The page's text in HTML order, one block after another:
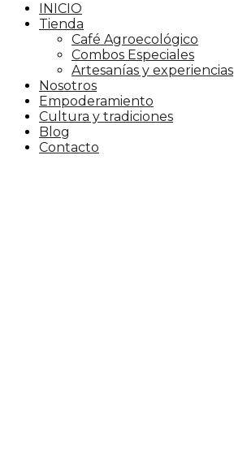
INICIO
Tienda
Café Agroecológico
Combos Especiales
Artesanías y experiencias
Nosotros
Empoderamiento
Cultura y tradiciones
Blog
Contacto